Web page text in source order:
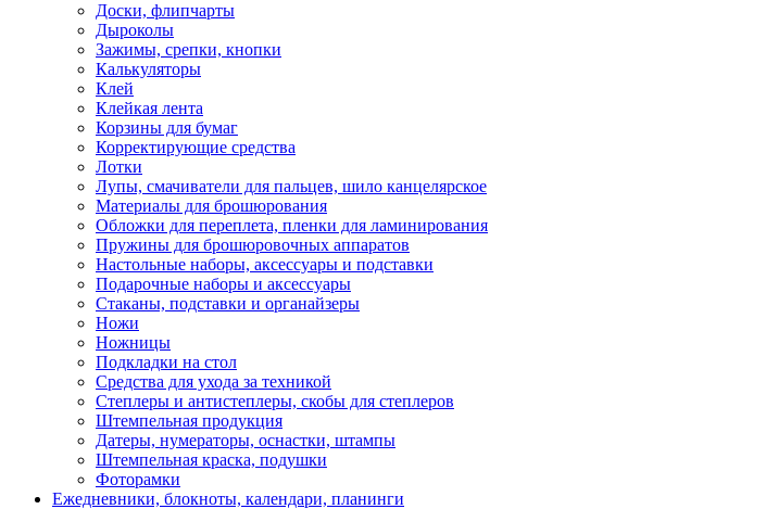
Доски, флипчарты
Дыроколы
Зажимы, срепки, кнопки
Калькуляторы
Клей
Клейкая лента
Корзины для бумаг
Корректирующие средства
Лотки
Лупы, смачиватели для пальцев, шило канцелярское
Материалы для брошюрования
Обложки для переплета, пленки для ламинирования
Пружины для брошюровочных аппаратов
Настольные наборы, аксессуары и подставки
Подарочные наборы и аксессуары
Стаканы, подставки и органайзеры
Ножи
Ножницы
Подкладки на стол
Средства для ухода за техникой
Степлеры и антистеплеры, скобы для степлеров
Штемпельная продукция
Датеры, нумераторы, оснастки, штампы
Штемпельная краска, подушки
Фоторамки
Ежедневники, блокноты, календари, планинги